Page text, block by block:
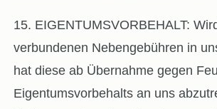
15. EIGENTUMSVORBEHALT:
verbundenen Nebengebühren in
hat diese ab Übernahme gegen
Eigentumsvorbehalts an uns